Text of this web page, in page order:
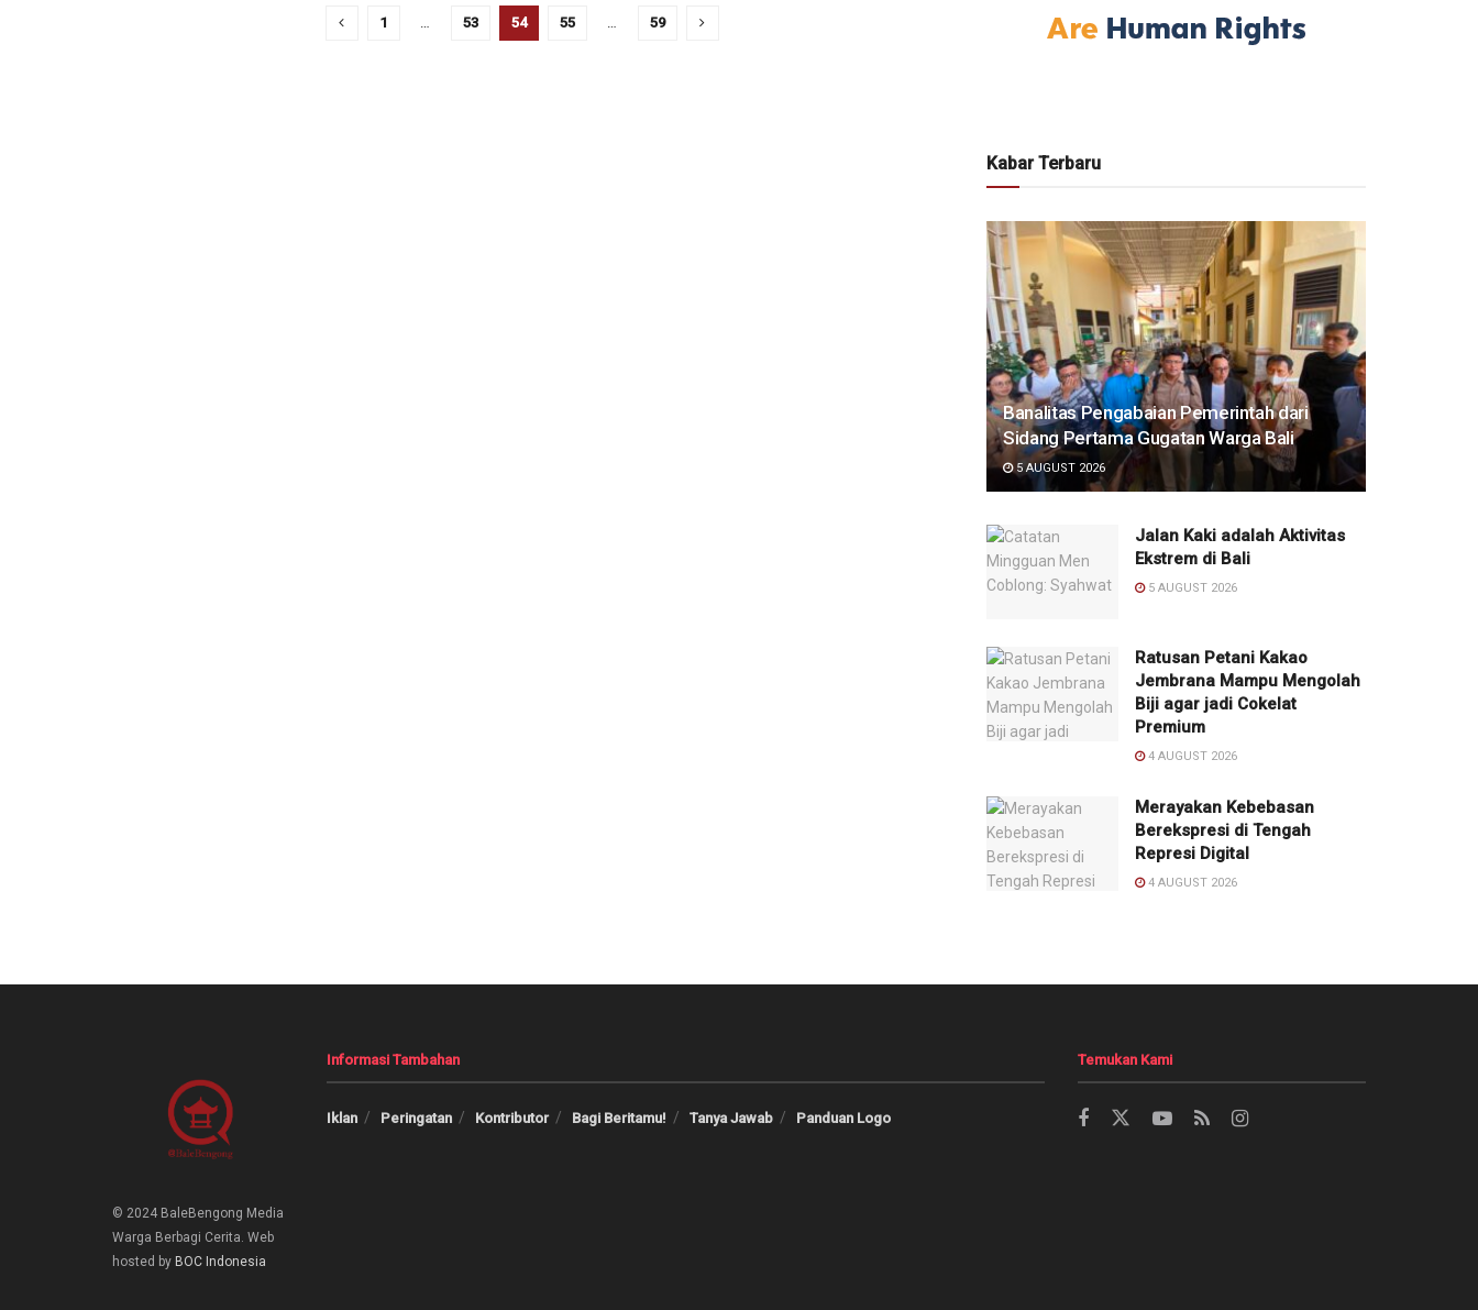
1 … 53 54 55 … 59
Kabar Terbaru
Banalitas Pengabaian Pemerintah dari
Sidang Pertama Gugatan Warga Bali
5 AUGUST 2026
Jalan Kaki adalah Aktivitas
Ekstrem di Bali
5 AUGUST 2026
Ratusan Petani Kakao
Jembrana Mampu Mengolah
Biji agar jadi Cokelat
Premium
4 AUGUST 2026
Merayakan Kebebasan
Berekspresi di Tengah
Represi Digital
4 AUGUST 2026
© 2024 BaleBengong Media
Warga Berbagi Cerita. Web
hosted by BOC Indonesia
Informasi Tambahan
Iklan Peringatan Kontributor Bagi Beritamu! Tanya Jawab Panduan Logo
Temukan Kami